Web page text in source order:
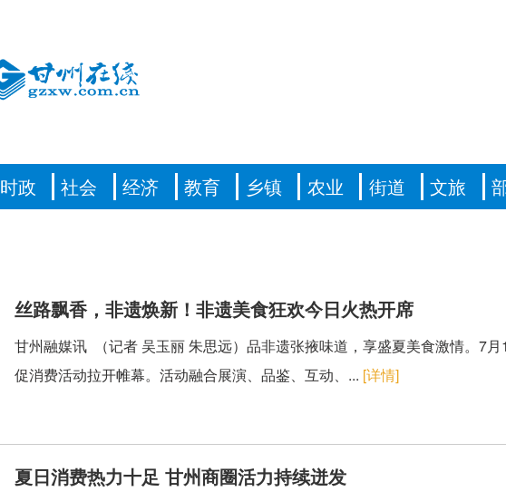
时政 社会 经济 教育 乡镇 农业 街道 文旅
丝路飘香，非遗焕新！非遗美食狂欢今日火热开席
甘州融媒讯 （记者 吴玉丽 朱思远）品非遗张掖味道，享盛夏美食激情。7
促消费活动拉开帷幕。活动融合展演、品鉴、互动、... [详情]
夏日消费热力十足 甘州商圈活力持续迸发